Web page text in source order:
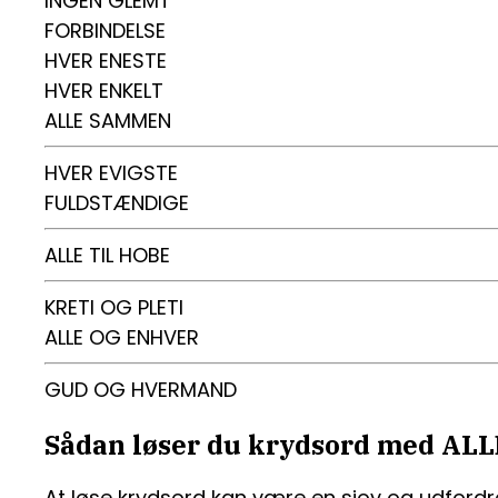
FORBINDELSE
HVER ENESTE
HVER ENKELT
ALLE SAMMEN
HVER EVIGSTE
FULDSTÆNDIGE
ALLE TIL HOBE
KRETI OG PLETI
ALLE OG ENHVER
GUD OG HVERMAND
Sådan løser du krydsord med